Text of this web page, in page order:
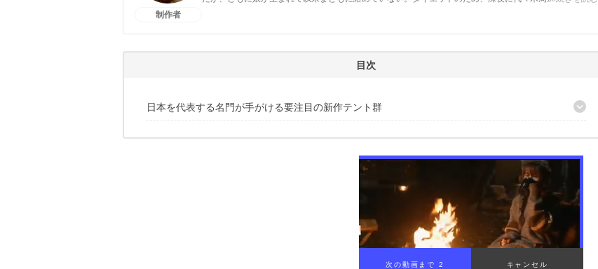
制作者
目次
日本を代表する名門が手がける要注目の新作テント群
大パーティに対応する大型万能テント
次の動画まで 1 キャンセル